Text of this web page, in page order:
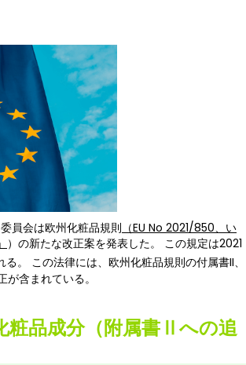
員会は欧州化粧品規則 （EU No 2021/850、い
）の新たな改正案を発表した。 この規定は2021
る。 この法律には、欧州化粧品規則の付属書II、
が含まれている。
粧品成分（附属書Ⅱへの追